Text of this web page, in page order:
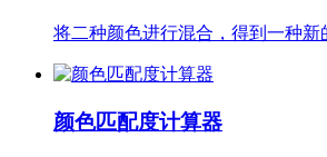
将二种颜色进行混合，得到一种新
颜色匹配度计算器